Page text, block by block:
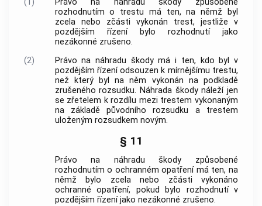
rozhodnutím o trestu má ten, na němž byl
zcela nebo zčásti vykonán trest, jestliže v
pozdějším řízení bylo rozhodnutí jako
nezákonné zrušeno.
(2)
Právo na náhradu škody má i ten, kdo byl v
pozdějším řízení odsouzen k mírnějšímu trestu,
než který byl na něm vykonán na podkladě
zrušeného rozsudku. Náhrada škody náleží jen
se zřetelem k rozdílu mezi trestem vykonaným
na základě původního rozsudku a trestem
uloženým rozsudkem novým.
§ 11
Právo na náhradu škody způsobené
rozhodnutím o ochranném opatření má ten, na
němž bylo zcela nebo zčásti vykonáno
ochranné opatření, pokud bylo rozhodnutí v
pozdějším řízení jako nezákonné zrušeno.